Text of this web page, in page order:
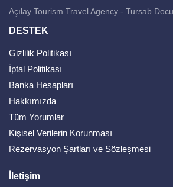
Açılay Tourism Travel Agency - Tursab
DESTEK
Gizlilik Politikası
İptal Politikası
Banka Hesapları
Hakkımızda
Tüm Yorumlar
Kişisel Verilerin Korunması
Rezervasyon Şartları ve Sözleşmesi
İletişim